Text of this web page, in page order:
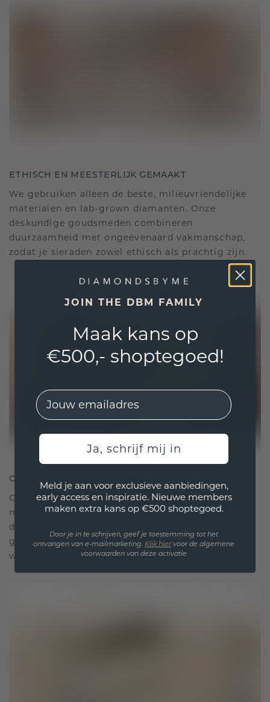
ETHISCH EN MEESTERLIJK GEMAAKT
We gebruiken alleen de beste, milieuvriendelijke
materialen en lab-grown diamanten. Onze
deskundige goudsmeden combineren
duurzaamheid met ongeëvenaard vakmanschap,
zodat je sieraden zowel ethisch als prachtig zijn.
ONTWORPEN VOOR VERBINDING
Onze ontwerpfilosofie is gericht op verbinding,
met elk stuk ontworpen om de tand des tijds te
doorstaan. Het wordt jouw symbool van liefde en
gekoesterde momenten, bedoeld om voor altijd te
worden gedragen en gekoesterd.
JOIN THE DBM FAMILY
Maak kans op
€500,- shoptegoed!
EMail
Ja, schrijf mij in
Meld je aan voor exclusieve aanbiedingen,
early access en inspiratie. Nieuwe members
maken extra kans op €500 shoptegoed.
Door je in te schrijven, geef je toestemming tot het
ontvangen van e-mailmarketing. Klik hiervoor de algemene
voorwaarden van deze activatie